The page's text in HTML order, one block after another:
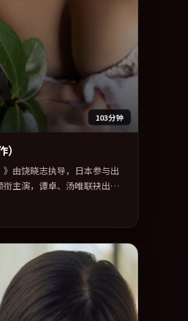
103分钟
》由饶晓志执导，日本参与出
主演，谭卓、汤唯联袂出
与视听上力求统一。定于
平台同步亮相，2024 年度话题
与人物弧光的观众完整观